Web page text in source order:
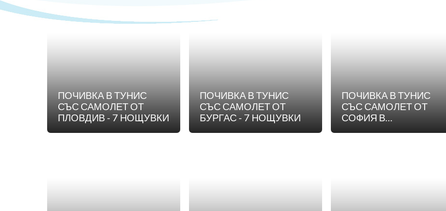
ПОЧИВКА В ТУНИС
СЪС САМОЛЕТ ОТ
ПЛОВДИВ - 7 НОЩУВКИ
ПОЧИВКА В ТУНИС
СЪС САМОЛЕТ ОТ
БУРГАС - 7 НОЩУВКИ
ПОЧИВКА В ТУНИС
СЪС САМОЛЕТ ОТ
СОФИЯ В